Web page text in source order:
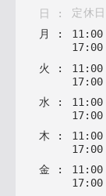
日 :
定休日
月
: 11: 00
17: 00
火
: 11 : 00
17: 00
水 : 11 : 00
17: 00
木 : 11 : 00
17: 00
金 : 11 : 00
17: 00